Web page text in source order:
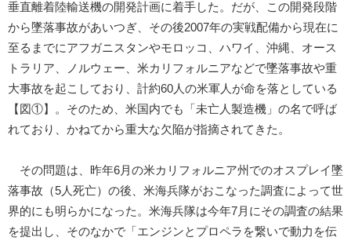
垂直離着陸輸送機の開発計画に着手した。だが、この開発段階
から墜落事故があいつぎ、その後2007年の実戦配備から現在に
至るまでにアフガニスタンやモロッコ、ハワイ、沖縄、オース
トラリア、ノルウェー、米カリフォルニアなどで墜落事故や重
大事故を起こしており、計約60人の米軍人が命を落としている
【図①】。そのため、米国内でも「未亡人製造機」の名で呼ば
れており、かねてから重大な欠陥が指摘されてきた。
その問題は、昨年6月の米カリフォルニア州でのオスプレイ墜
落事故（5人死亡）の後、米海兵隊がおこなった調査によって世
界的にも明らかになった。米海兵隊は今年7月にその調査の結果
を提出し、そのなかで「エンジンとプロペラを繋いで動力を伝